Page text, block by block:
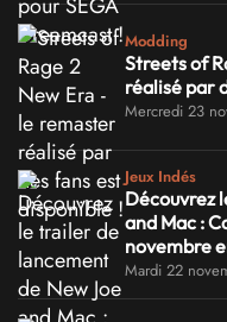
Modding
Streets of
réalisé par
Mercredi 23
Jeux Indés
Découvrez
and Mac :
novembre
Mardi 22